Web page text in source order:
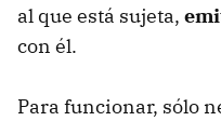
al que está sujeta,
con él.
Para funcionar, sólo